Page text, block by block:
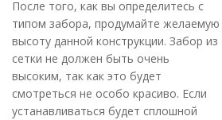
После того, как вы определитесь с
типом забора, продумайте желаемую
высоту данной конструкции. Забор из
сетки не должен быть очень
высоким, так как это будет
смотреться не особо красиво. Если
устанавливаться будет сплошной